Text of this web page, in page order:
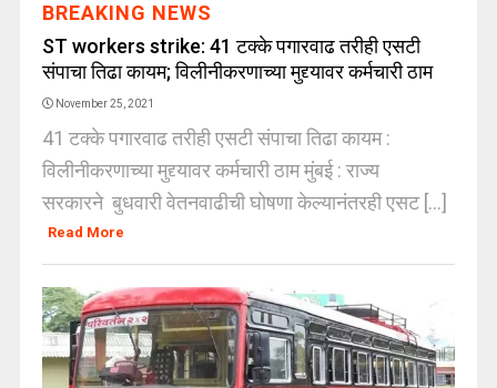
BREAKING NEWS
ST workers strike: 41 टक्के पगारवाढ तरीही एसटी
संपाचा तिढा कायम; विलीनीकरणाच्या मुद्द्यावर कर्मचारी ठाम
November 25, 2021
41 टक्के पगारवाढ तरीही एसटी संपाचा तिढा कायम :
विलीनीकरणाच्या मुद्द्यावर कर्मचारी ठाम मुंबई : राज्य
सरकारने बुधवारी वेतनवाढीची घोषणा केल्यानंतरही एसट [...]
Read More